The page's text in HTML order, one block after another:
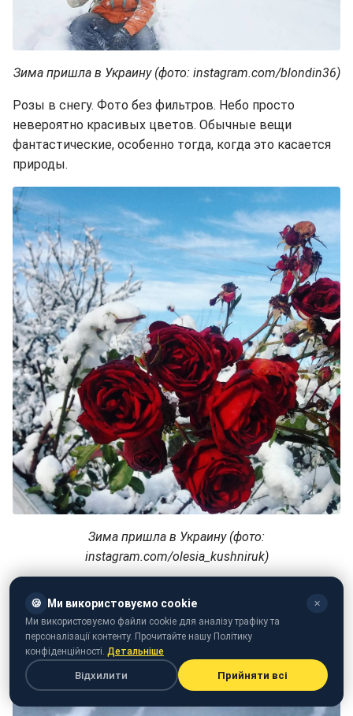
Зима пришла в Украину (фото: instagram.com/blondin36)
Розы в снегу. Фото без фильтров. Небо просто
невероятно красивых цветов. Обычные вещи
фантастические, особенно тогда, когда это касается
природы.
Зима пришла в Украину (фото:
instagram.com/olesia_kushniruk)
🍪 Ми використовуємо cookie ✕
Ми використовуємо файли cookie для аналізу трафіку та
персоналізації контенту. Прочитайте нашу Політику
конфіденційності. Детальніше
Відхилити Прийняти всі